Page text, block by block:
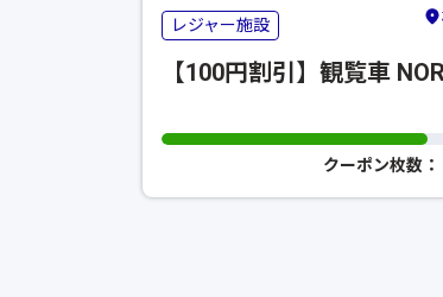
レジャー施設
【100円割引】観覧車
クーポン枚数：